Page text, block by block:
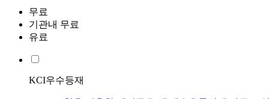
무료
기관내 무료
유료
KCI우수등재